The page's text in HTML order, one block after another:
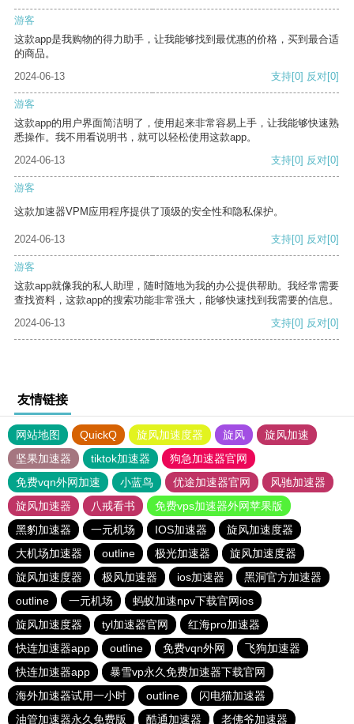
游客
这款app是我购物的得力助手，让我能够找到最优惠的价格，买到最合适
的商品。
2024-06-13
支持[0] 反对[0]
游客
这款app的用户界面简洁明了，使用起来非常容易上手，让我能够快速熟
悉操作。我不用看说明书，就可以轻松使用这款app。
2024-06-13
支持[0] 反对[0]
游客
这款加速器VPM应用程序提供了顶级的安全性和隐私保护。
2024-06-13 支持[0] 反对[0]
游客
这款app就像我的私人助理，随时随地为我的办公提供帮助。我经常需要
查找资料，这款app的搜索功能非常强大，能够快速找到我需要的信息。
2024-06-13
支持[0] 反对[0]
友情链接
网站地图 QuickQ 旋风加速度器 旋风
旋风加速
坚果加速器
tiktok加速器
狗急加速器官网
免费vqn外网加速
小蓝鸟 优途加速器官网
风驰加速器
旋风加速器
八戒看书
免费vps加速器外网苹果版
黑豹加速器
一元机场 IOS加速器
旋风加速度器
大机场加速器
outline 极光加速器
旋风加速度器
旋风加速度器
极风加速器 ios加速器
黑洞官方加速器
outline
一元机场
蚂蚁加速npv下载官网ios
旋风加速度器
tyl加速器官网
红海pro加速器
快连加速器app
outline 免费vqn外网
飞狗加速器
快连加速器app
暴雪vp永久免费加速器下载官网
海外加速器试用一小时
outline
闪电猫加速器
油管加速器永久免费版
酷通加速器 老佛爷加速器